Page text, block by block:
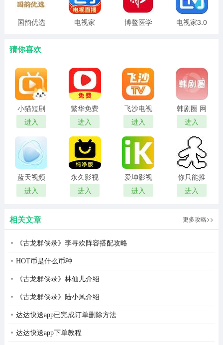
绥江融媒足不出户办理各类政务服务，购买优质的农特产
品和其他商品。
小编简评
绥江融媒新闻客户端是一款专为绥江县打造的新闻资讯服
务应用软件，绥江融媒app为绥江本地用户提供了丰富的
新闻内容，有本地新闻资讯、时事热点、生活资讯等等。
感兴趣的朋友欢迎使用下载!
国韵优选
电视家
版
博鳌医学
电视家3.0
猜你喜欢
小猫短剧
红包版
进入
繁华免费
短剧 在线
观看
进入
飞沙电视
tv官网版
进入
韩剧圈 网
页版
进入
蓝天视频
免费无广
告追剧
进入
永久影视
电视版
进入
爱坤影视
官网入口
进入
你只能推
搡
进入
相关文章 更多攻略>>
《古龙群侠录》李寻欢阵容搭配攻略
HOT币是什么币种
《古龙群侠录》林仙儿介绍
《古龙群侠录》陆小凤介绍
达达快送app已完成订单删除方法
达达快送app下单教程